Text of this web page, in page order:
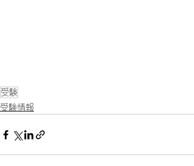
受験
受験情報